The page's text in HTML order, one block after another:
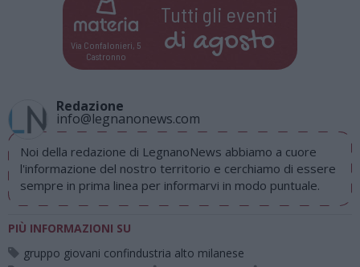
Via Confalonieri, 5
Castronno
Tutti gli eventi
di agosto
Redazione
info@legnanonews.com
Noi della redazione di LegnanoNews abbiamo a cuore
l'informazione del nostro territorio e cerchiamo di essere
sempre in prima linea per informarvi in modo puntuale.
PIÙ INFORMAZIONI SU
gruppo giovani confindustria alto milanese